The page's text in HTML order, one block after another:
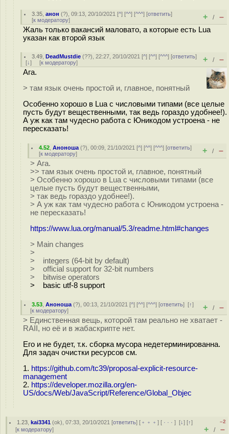
3.35 ,анон (?), 09:13, 20/10/2021 [^] [^^] [^^^] [ответить]
[к модератору] + / –
Жаль только вакансий маловато, а которые есть Lua
указан как второй язык
3.49 ,DeadMustdie (??), 22:27, 20/10/2021 [^] [^^] [^^^] [ответить]
[↓] [к модератору] + / –
Ага.
> там язык очень простой и, главное, понятный
Особенно хорошо в Lua с числовыми типами (все целые
пусть будут вещественными, так ведь гораздо удобнее!).
А уж как там чудесно работа с Юникодом устроена - не
пересказать!
4.52 ,Аноноша (?), 00:09, 21/10/2021 [^] [^^] [^^^] [ответить]
[к модератору] + / –
> Ага.
>> там язык очень простой и, главное, понятный
> Особенно хорошо в Lua с числовыми типами (все
целые пусть будут вещественными,
> так ведь гораздо удобнее!).
> А уж как там чудесно работа с Юникодом устроена -
не пересказать!
https://www.lua.org/manual/5.3/readme.html#changes
> Main changes
>
> integers (64-bit by default)
> official support for 32-bit numbers
> bitwise operators
> basic utf-8 support
3.53 ,Аноноша (?), 00:13, 21/10/2021 [^] [^^] [^^^] [ответить][↑]
[к модератору] + / –
> Единственная вещь, которой там реально не хватает -
RAII, но её и в жабаскрипте нет.
Его и не будет, т.к. сборка мусора недетерминированна.
Для задач очистки ресурсов см.
1. https://github.com/tc39/proposal-explicit-resource-
management
2. https://developer.mozilla.org/en-
US/docs/Web/JavaScript/Reference/Global_Objec
1.23 ,kai3341 (ok), 07:33, 20/10/2021 [ответить] [ ﹢﹢﹢] [ · · ·][↓] [↑]
[к модератору]
–2
+ / –